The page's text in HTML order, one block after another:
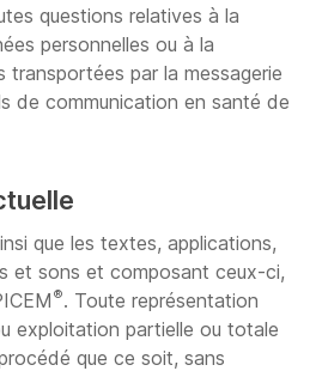
questions relatives à la
personnelles ou à la
par la messagerie
de communication en santé de
que les textes, applications,
et sons et composant ceux-ci,
®. Toute représentation
exploitation partielle ou totale
que ce soit, sans